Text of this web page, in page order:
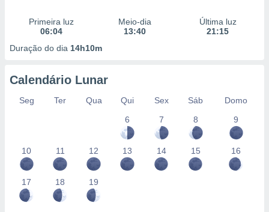
Primeira luz
06:04
Meio-dia
13:40
Última luz
21:15
Duração do dia 14h10m
Calendário Lunar
Seg Ter Qua Qui Sex Sáb
Domo
6
7 8 9
10 11 12 13 14 15 16
17 18 19